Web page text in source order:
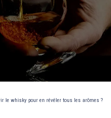
le whisky pour en révéler tous les arômes ?